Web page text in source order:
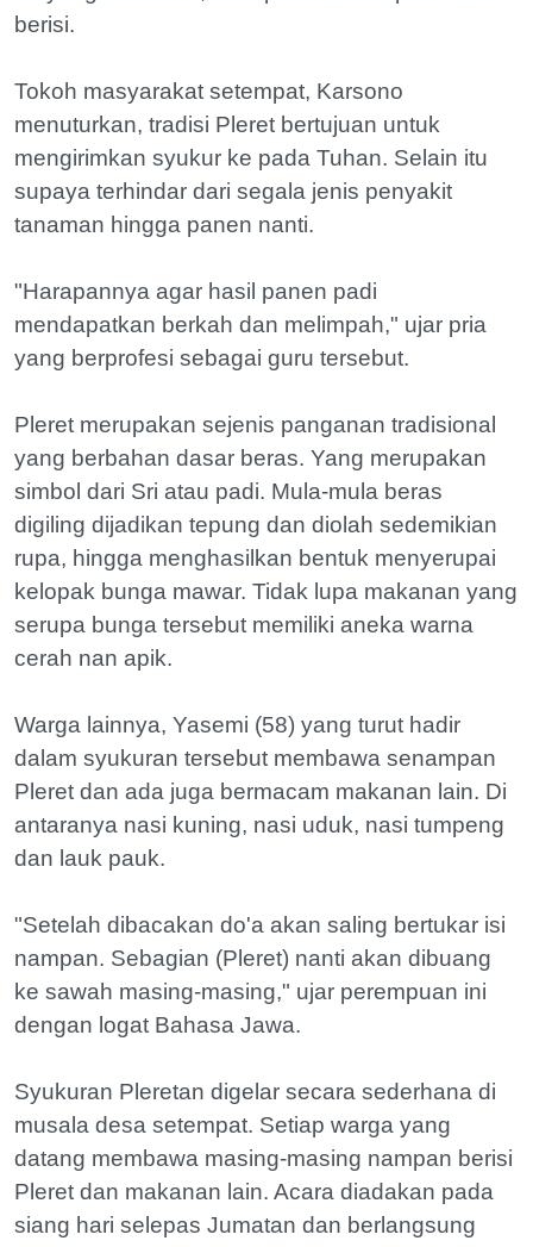
berisi.
Tokoh masyarakat setempat, Karsono
menuturkan, tradisi Pleret bertujuan untuk
mengirimkan syukur ke pada Tuhan. Selain itu
supaya terhindar dari segala jenis penyakit
tanaman hingga panen nanti.
"Harapannya agar hasil panen padi
mendapatkan berkah dan melimpah," ujar pria
yang berprofesi sebagai guru tersebut.
Pleret merupakan sejenis panganan tradisional
yang berbahan dasar beras. Yang merupakan
simbol dari Sri atau padi. Mula-mula beras
digiling dijadikan tepung dan diolah sedemikian
rupa, hingga menghasilkan bentuk menyerupai
kelopak bunga mawar. Tidak lupa makanan yang
serupa bunga tersebut memiliki aneka warna
cerah nan apik.
Warga lainnya, Yasemi (58) yang turut hadir
dalam syukuran tersebut membawa senampan
Pleret dan ada juga bermacam makanan lain. Di
antaranya nasi kuning, nasi uduk, nasi tumpeng
dan lauk pauk.
"Setelah dibacakan do'a akan saling bertukar isi
nampan. Sebagian (Pleret) nanti akan dibuang
ke sawah masing-masing," ujar perempuan ini
dengan logat Bahasa Jawa.
Syukuran Pleretan digelar secara sederhana di
musala desa setempat. Setiap warga yang
datang membawa masing-masing nampan berisi
Pleret dan makanan lain. Acara diadakan pada
siang hari selepas Jumatan dan berlangsung